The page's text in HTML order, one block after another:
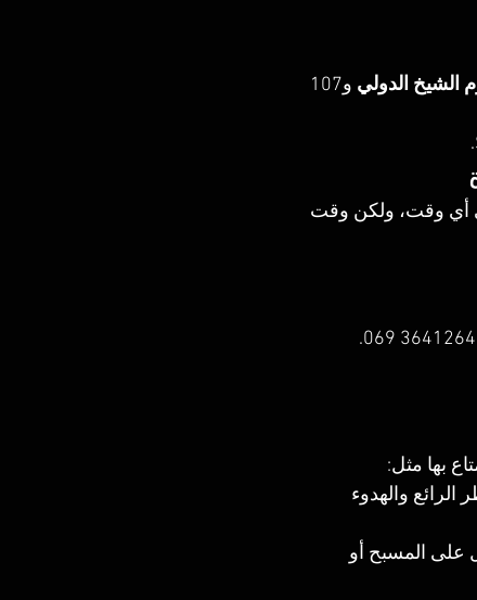
الشيخ الدولي
أي وقت، ولكن وقت
الرائع والهدوء
على المسبح أو